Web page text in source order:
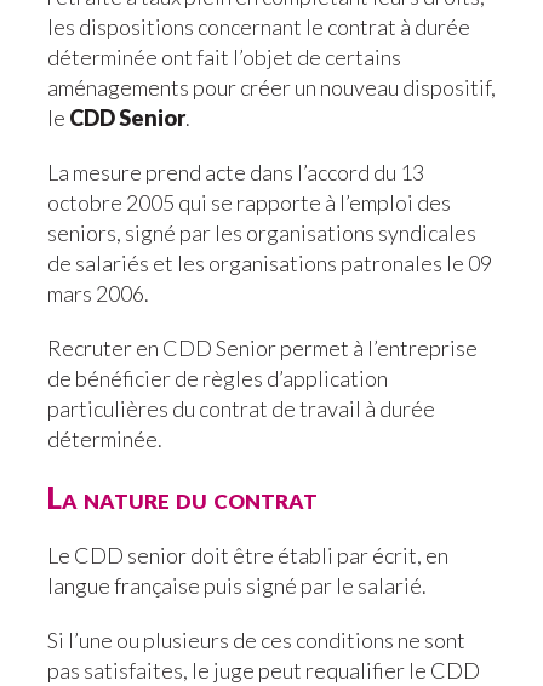
les dispositions concernant le contrat à durée
déterminée ont fait l’objet de certains
aménagements pour créer un nouveau dispositif,
le CDD Senior.
La mesure prend acte dans l’accord du 13
octobre 2005 qui se rapporte à l’emploi des
seniors, signé par les organisations syndicales
de salariés et les organisations patronales le 09
mars 2006.
Recruter en CDD Senior permet à l’entreprise
de bénéficier de règles d’application
particulières du contrat de travail à durée
déterminée.
La nature du contrat
Le CDD senior doit être établi par écrit, en
langue française puis signé par le salarié.
Si l’une ou plusieurs de ces conditions ne sont
pas satisfaites, le juge peut requalifier le CDD